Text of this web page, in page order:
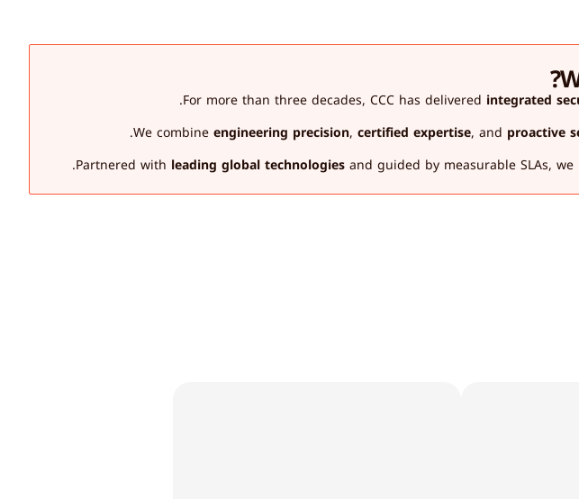
For more than three decades, CCC has delivered integrated
We combine engineering precision, certified expertise, and proactive
Partnered with leading global technologies and guided by measurable SLAs,